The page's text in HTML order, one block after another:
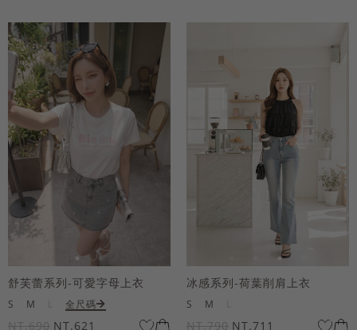
舒芙蕾系列-可愛字母上衣
S M 全尺碼
NT.690 NT.621
冰感系列-荷葉削肩上衣
S M
NT.790 NT.711